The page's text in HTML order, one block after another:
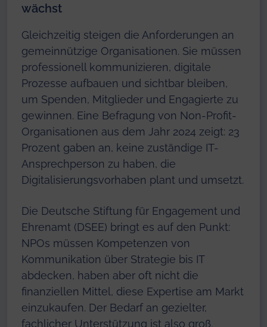
wächst
Gleichzeitig steigen die Anforderungen an
gemeinnützige Organisationen. Sie müssen
professionell kommunizieren, digitale
Prozesse aufbauen und sichtbar bleiben,
um Spenden, Mitglieder und Engagierte zu
gewinnen. Eine Befragung von Non-Profit-
Organisationen aus dem Jahr 2024 zeigt: 23
Prozent gaben an, keine zuständige IT-
Ansprechperson zu haben, die
Digitalisierungsvorhaben plant und umsetzt.
Die Deutsche Stiftung für Engagement und
Ehrenamt (DSEE) bringt es auf den Punkt:
NPOs müssen Kompetenzen von
Kommunikation über Strategie bis IT
abdecken, haben aber oft nicht die
finanziellen Mittel, diese Expertise am Markt
einzukaufen. Der Bedarf an gezielter,
fachlicher Unterstützung ist also groß.